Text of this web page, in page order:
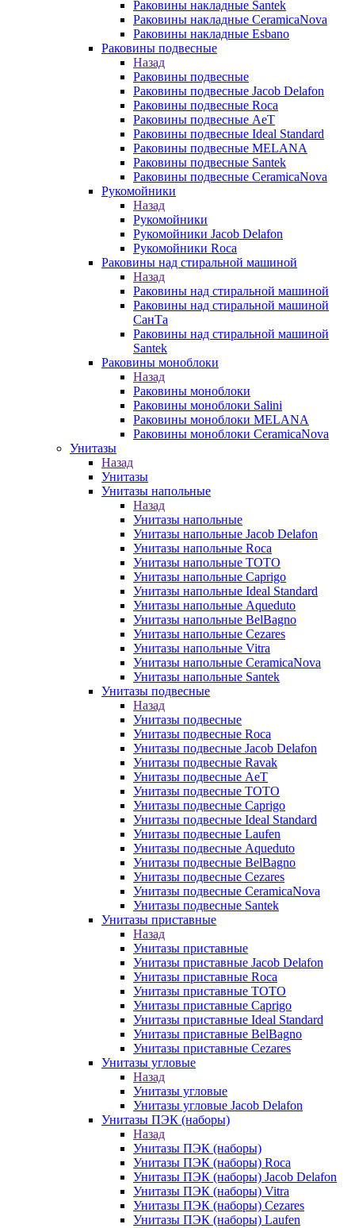
Раковины накладные Santek
Раковины накладные CeramicaNova
Раковины накладные Esbano
Раковины подвесные
Назад
Раковины подвесные
Раковины подвесные Jacob Delafon
Раковины подвесные Roca
Раковины подвесные AeT
Раковины подвесные Ideal Standard
Раковины подвесные MELANA
Раковины подвесные Santek
Раковины подвесные CeramicaNova
Рукомойники
Назад
Рукомойники
Рукомойники Jacob Delafon
Рукомойники Roca
Раковины над стиральной машиной
Назад
Раковины над стиральной машиной
Раковины над стиральной машиной
СанТа
Раковины над стиральной машиной
Santek
Раковины моноблоки
Назад
Раковины моноблоки
Раковины моноблоки Salini
Раковины моноблоки MELANA
Раковины моноблоки CeramicaNova
Унитазы
Назад
Унитазы
Унитазы напольные
Назад
Унитазы напольные
Унитазы напольные Jacob Delafon
Унитазы напольные Roca
Унитазы напольные TOTO
Унитазы напольные Caprigo
Унитазы напольные Ideal Standard
Унитазы напольные Aqueduto
Унитазы напольные BelBagno
Унитазы напольные Cezares
Унитазы напольные Vitra
Унитазы напольные CeramicaNova
Унитазы напольные Santek
Унитазы подвесные
Назад
Унитазы подвесные
Унитазы подвесные Roca
Унитазы подвесные Jacob Delafon
Унитазы подвесные Ravak
Унитазы подвесные AeT
Унитазы подвесные TOTO
Унитазы подвесные Caprigo
Унитазы подвесные Ideal Standard
Унитазы подвесные Laufen
Унитазы подвесные Aqueduto
Унитазы подвесные BelBagno
Унитазы подвесные Cezares
Унитазы подвесные CeramicaNova
Унитазы подвесные Santek
Унитазы приставные
Назад
Унитазы приставные
Унитазы приставные Jacob Delafon
Унитазы приставные Roca
Унитазы приставные TOTO
Унитазы приставные Caprigo
Унитазы приставные Ideal Standard
Унитазы приставные BelBagno
Унитазы приставные Cezares
Унитазы угловые
Назад
Унитазы угловые
Унитазы угловые Jacob Delafon
Унитазы ПЭК (наборы)
Назад
Унитазы ПЭК (наборы)
Унитазы ПЭК (наборы) Roca
Унитазы ПЭК (наборы) Jacob Delafon
Унитазы ПЭК (наборы) Vitra
Унитазы ПЭК (наборы) Cezares
Унитазы ПЭК (наборы) Laufen